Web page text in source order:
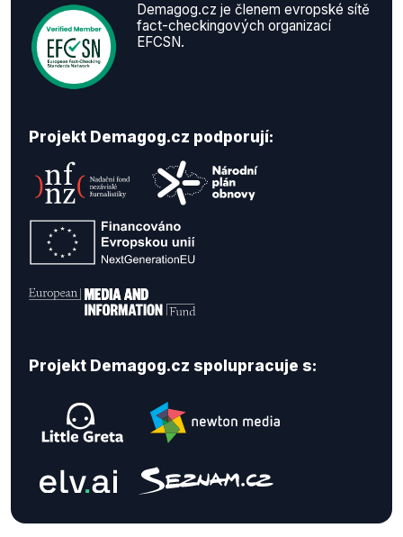
Demagog.cz je členem evropské sítě
fact-checkingových organizací
EFCSN.
Projekt Demagog.cz podporují:
Projekt Demagog.cz spolupracuje s: